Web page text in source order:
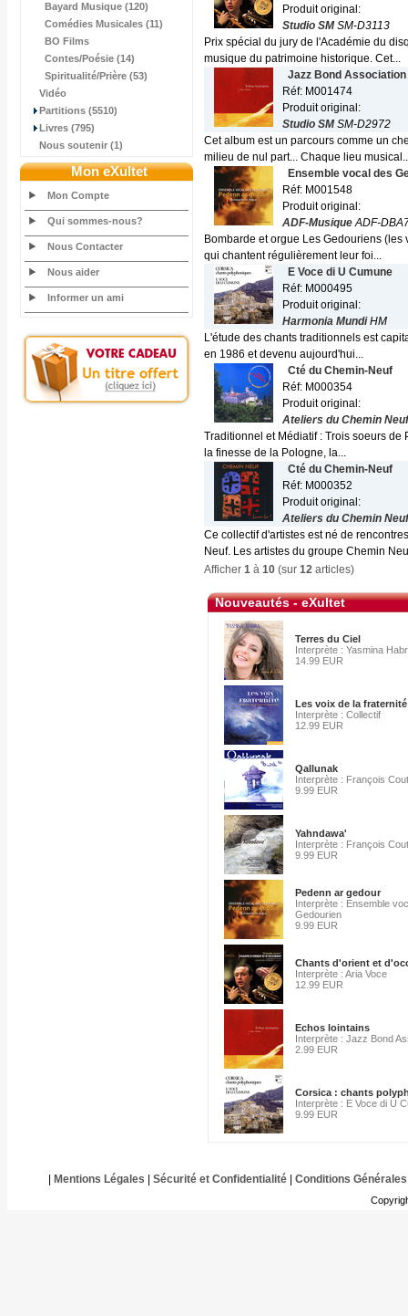
Bayard Musique (120)
Comédies Musicales (11)
BO Films
Contes/Poésie (14)
Spiritualité/Prière (53)
Vidéo
Partitions (5510)
Livres (795)
Nous soutenir (1)
Mon eXultet
Mon Compte
Qui sommes-nous?
Nous Contacter
Nous aider
Informer un ami
Produit original:
Studio SM SM-D3113
Prix spécial du jury de l'Académie du
musique du patrimoine historique. Cet...
Jazz Bond Association
Réf: M001474
Produit original:
Studio SM SM-D2972
Cet album est un parcours comme un
milieu de nul part... Chaque lieu
Ensemble vocal des
Réf: M001548
Produit original:
ADF-MusiqueADF-
Bombarde et orgue Les Gedouriens
qui chantent régulièrement leur foi...
E Voce di U Cumune
Réf: M000495
Produit original:
Harmonia MundiHM
L'étude des chants traditionnels est
en 1986 et devenu aujourd'hui...
Cté du Chemin-Neuf
Réf: M000354
Produit original:
Ateliers du Chemin Neuf
Traditionnel et Médiatif : Trois soeurs
la finesse de la Pologne, la...
Cté du Chemin-Neuf
Réf: M000352
Produit original:
Ateliers du Chemin Neuf
Ce collectif d'artistes est né de
Neuf. Les artistes du groupe Chemin
Afficher 1 à 10 (sur 12 articles)
Nouveautés - eXultet
Terres du Ciel
Interprète : Yasmina
14.99 EUR
Les voix de la fraternité
Interprète : Collectif
12.99 EUR
Qallunak
Interprète : François
9.99 EUR
Yahndawa'
Interprète : François
9.99 EUR
Pedenn ar gedour
Interprète : Ensemble
Gedourien
9.99 EUR
Chants d'orient et
Interprète : Aria Voce
12.99 EUR
Echos lointains
Interprète : Jazz Bond
2.99 EUR
Corsica : chants
Interprète : E Voce di U
9.99 EUR
Mentions Légales Sécurité et Confidentialité| Conditions Générales